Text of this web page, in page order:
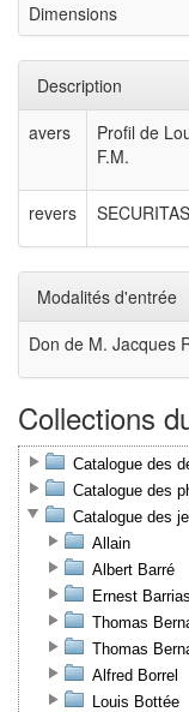
Dimensions
Description
avers
Profil de
F.M.
revers
Modalités d'entrée
Don de M. Jacques
Collections
Catalogue des
Catalogue des
Catalogue des
Allain
Albert Barré
Ernest Barrias
Thomas
Thomas
Alfred Borrel
Louis Bottée